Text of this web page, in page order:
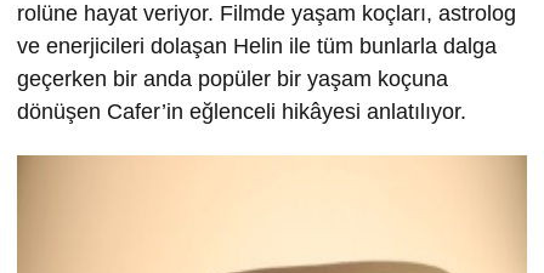
rolüne hayat veriyor. Filmde yaşam koçları, astrolog
ve enerjicileri dolaşan Helin ile tüm bunlarla dalga
geçerken bir anda popüler bir yaşam koçuna
dönüşen Cafer’in eğlenceli hikâyesi anlatılıyor.